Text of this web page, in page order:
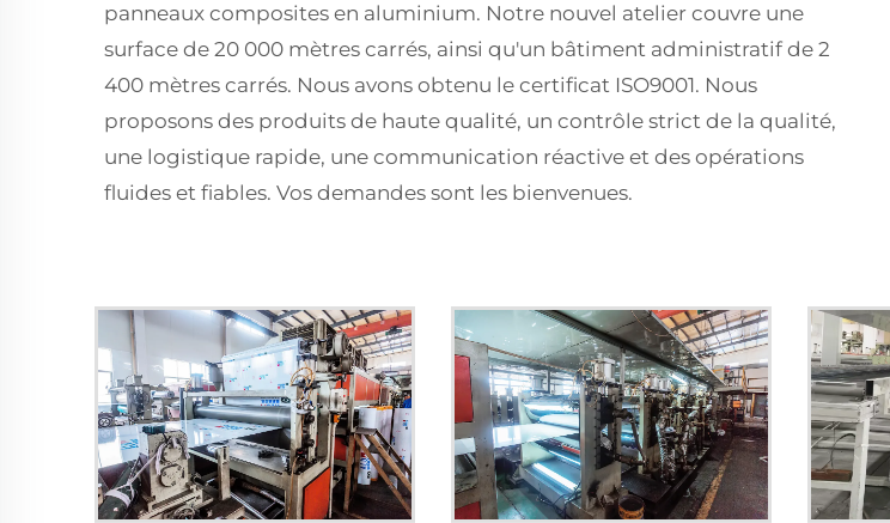
panneaux composites en aluminium. Notre nouvel atelier couvre une
surface de 20 000 mètres carrés, ainsi qu'un bâtiment administratif de 2
400 mètres carrés. Nous avons obtenu le certificat ISO9001. Nous
proposons des produits de haute qualité, un contrôle strict de la qualité,
une logistique rapide, une communication réactive et des opérations
fluides et fiables. Vos demandes sont les bienvenues.